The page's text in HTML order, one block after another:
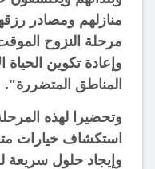
منازلهم ومصادر
مرحلة النزوح
وإعادة تكوين الحياة
المناطق المتضررة".
وتحضيرا لهذه
استكشاف خيارات
وإيجاد حلول سريعة